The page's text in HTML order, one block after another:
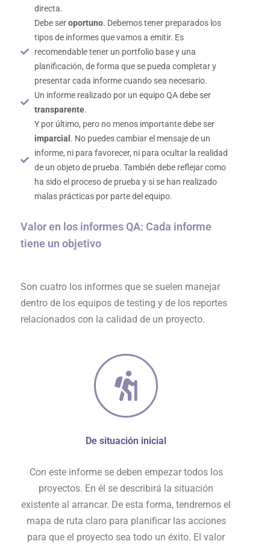
directa.
Debe seroportuno. Debemos tener preparados los
tipos de informes que vamos a emitir. Es
recomendable tener un portfolio base y una
planificación, de forma que se pueda completar y
presentar cada informe cuando sea necesario.
Un informe realizado por un equipo QA debe ser
transparente.
Y por último, pero no menos importante debe ser
imparcial . No puedes cambiar el mensaje de un
informe, ni para favorecer, ni para ocultar la realidad
de un objeto de prueba. También debe reflejar como
ha sido el proceso de prueba y si se han realizado
malas prácticas por parte del equipo.
Valor en los informes QA: Cada informe
tiene un objetivo
Son cuatro los informes que se suelen manejar
dentro de los equipos de testing y de los reportes
relacionados con la calidad de un proyecto.
De situación inicial
Con este informe se deben empezar todos los
proyectos. En él se describirá la situación
existente al arrancar. De esta forma, tendremos el
mapa de ruta claro para planificar las acciones
para que el proyecto sea todo un éxito. El valor